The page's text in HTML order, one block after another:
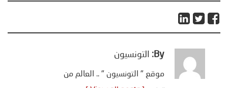
By: التونسيون
موقع " التونسيون " .. العالم من